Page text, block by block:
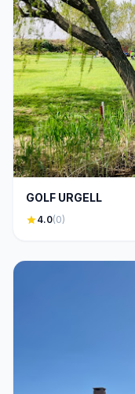
GOLF URGELL
star4.0(0)